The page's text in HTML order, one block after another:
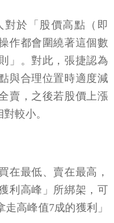
於「股價高點（即
作都會圍繞著這個數
」。對此，張捷認為
與合理位置時適度減
賣，之後若股價上漲
較小。
在最低、賣在最高，
利高峰」所綁架，可
高峰值7成的獲利」